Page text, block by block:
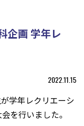
企画 学年レ
2022.11.15
学年レクリエーシ
を行いました。